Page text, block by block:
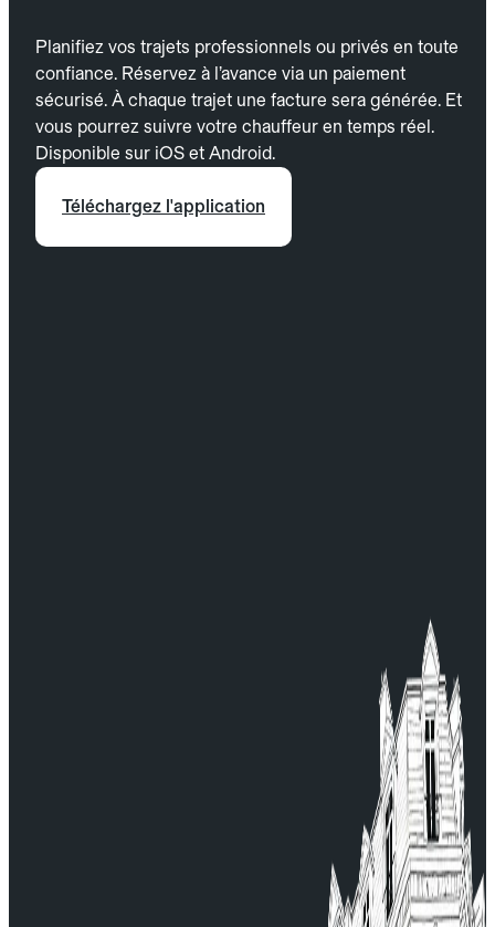
Planifiez vos trajets professionnels ou privés en toute
confiance. Réservez à l’avance via un paiement
sécurisé. À chaque trajet une facture sera générée. Et
vous pourrez suivre votre chauffeur en temps réel.
Disponible sur iOS et Android.
Téléchargez l'application